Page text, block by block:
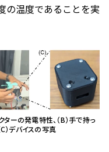
の温度であることを実
ーの発電特性、（B）手で持っ
）デバイスの写真